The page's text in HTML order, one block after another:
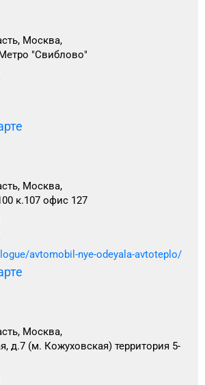
Москва,
"Свиблово"
Москва,
к.107 офис 127
avtomobil-nye-odeyala-avtoteplo/
Москва,
д.7 (м. Кожуховская) территория 5-